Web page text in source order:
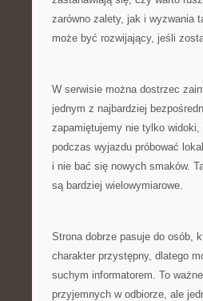
zarówno zalety, jak i wyzwania
może być rozwijający, jeśli
W serwisie można dostrzec
jednym z najbardziej
zapamiętujemy nie tylko
podczas wyjazdu próbować
i nie bać się nowych smaków.
są bardziej wielowymiarowe.
Strona dobrze pasuje do osób,
charakter przystępny, dlatego
suchym informatorem. To
przyjemnych w odbiorze, ale